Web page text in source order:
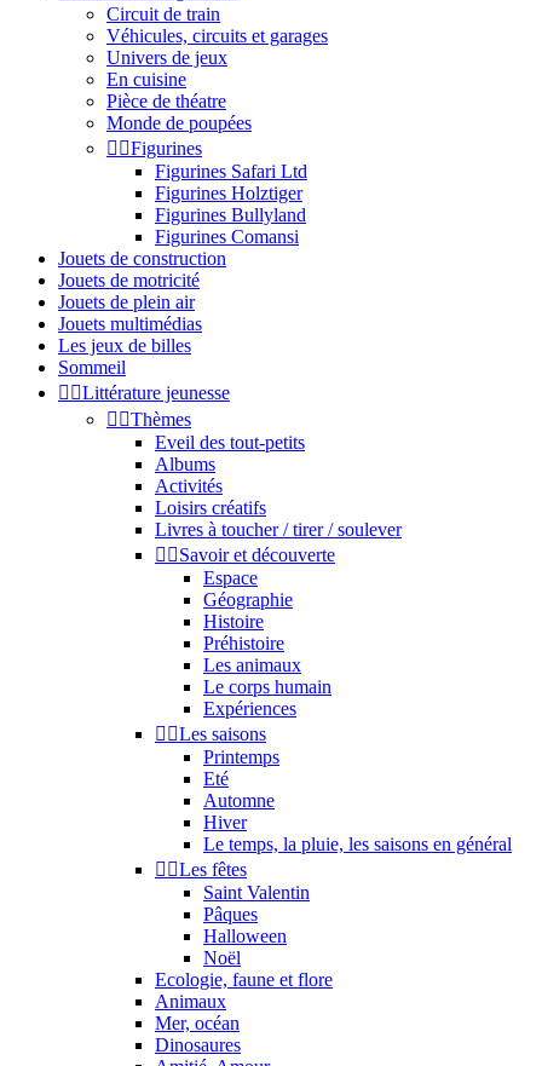
Circuit de train
Véhicules, circuits et garages
Univers de jeux
En cuisine
Pièce de théatre
Monde de poupées
 Figurines
Figurines Safari Ltd
Figurines Holztiger
Figurines Bullyland
Figurines Comansi
Jouets de construction
Jouets de motricité
Jouets de plein air
Jouets multimédias
Les jeux de billes
Sommeil
 Littérature jeunesse
 Thèmes
Eveil des tout-petits
Albums
Activités
Loisirs créatifs
Livres à toucher / tirer / soulever
 Savoir et découverte
Espace
Géographie
Histoire
Préhistoire
Les animaux
Le corps humain
Expériences
 Les saisons
Printemps
Eté
Automne
Hiver
Le temps, la pluie, les saisons en général
 Les fêtes
Saint Valentin
Pâques
Halloween
Noël
Ecologie, faune et flore
Animaux
Mer, océan
Dinosaures